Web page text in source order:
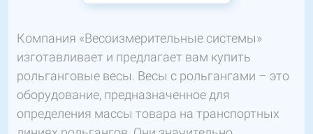
Компания «Весоизмерительные системы»
изготавливает и предлагает вам купить
рольганговые весы. Весы с рольгангами – это
оборудование, предназначенное для
определения массы товара на транспортных